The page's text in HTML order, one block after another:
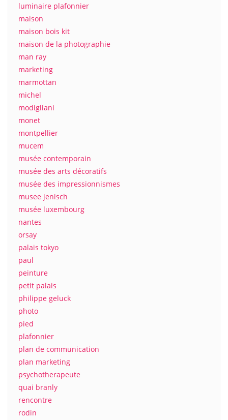
luminaire plafonnier
maison
maison bois kit
maison de la photographie
man ray
marketing
marmottan
michel
modigliani
monet
montpellier
mucem
musée contemporain
musée des arts décoratifs
musée des impressionnismes
musee jenisch
musée luxembourg
nantes
orsay
palais tokyo
paul
peinture
petit palais
philippe geluck
photo
pied
plafonnier
plan de communication
plan marketing
psychotherapeute
quai branly
rencontre
rodin